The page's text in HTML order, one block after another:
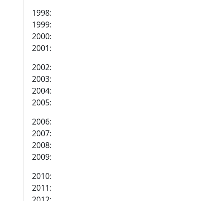
1998:
1999:
2000:
2001:
2002:
2003:
2004:
2005:
2006:
2007:
2008:
2009:
2010:
2011: